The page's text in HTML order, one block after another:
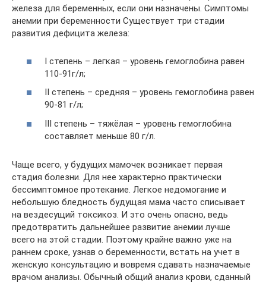
железа для беременных, если они назначены. Симптомы
анемии при беременности Существует три стадии
развития дефицита железа:
I степень – легкая – уровень гемоглобина равен
110-91г/л;
II степень – средняя – уровень гемоглобина равен
90-81 г/л;
III степень – тяжёлая – уровень гемоглобина
составляет меньше 80 г/л.
Чаще всего, у будущих мамочек возникает первая
стадия болезни. Для нее характерно практически
бессимптомное протекание. Легкое недомогание и
небольшую бледность будущая мама часто списывает
на вездесущий токсикоз. И это очень опасно, ведь
предотвратить дальнейшее развитие анемии лучше
всего на этой стадии. Поэтому крайне важно уже на
раннем сроке, узнав о беременности, встать на учет в
женскую консультацию и вовремя сдавать назначаемые
врачом анализы. Обычный общий анализ крови, сданный